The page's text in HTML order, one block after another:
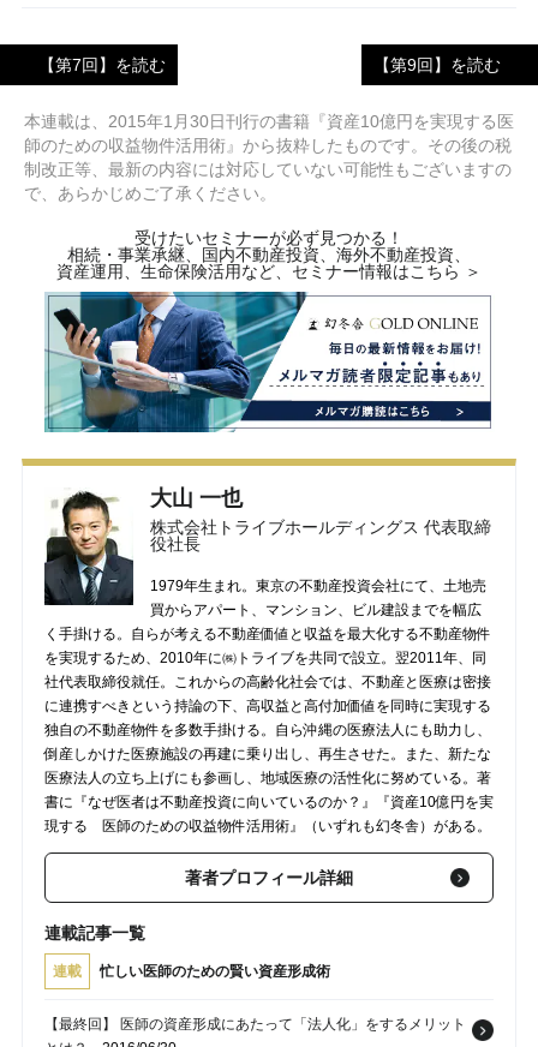
【第7回】を読む 【第9回】を読む
本連載は、2015年1月30日刊行の書籍『資産10億円を実現する医
師のための収益物件活用術』から抜粋したものです。その後の税
制改正等、最新の内容には対応していない可能性もございますの
で、あらかじめご了承ください。
受けたいセミナーが必ず見つかる！
相続・事業承継、国内不動産投資、海外不動産投資、
資産運用、生命保険活用など、セミナー情報はこちら ＞
大山 一也
株式会社トライブホールディングス 代表取締
役社長
1979年生まれ。東京の不動産投資会社にて、土地売
買からアパート、マンション、ビル建設までを幅広
く手掛ける。自らが考える不動産価値と収益を最大化する不動産物件
を実現するため、2010年に㈱トライブを共同で設立。翌2011年、同
社代表取締役就任。これからの高齢化社会では、不動産と医療は密接
に連携すべきという持論の下、高収益と高付加価値を同時に実現する
独自の不動産物件を多数手掛ける。自ら沖縄の医療法人にも助力し、
倒産しかけた医療施設の再建に乗り出し、再生させた。また、新たな
医療法人の立ち上げにも参画し、地域医療の活性化に努めている。著
書に『なぜ医者は不動産投資に向いているのか？』『資産10億円を実
現する 医師のための収益物件活用術』（いずれも幻冬舎）がある。
著者プロフィール詳細
連載記事一覧
連載 忙しい医師のための賢い資産形成術
【最終回】 医師の資産形成にあたって「法人化」をするメリット